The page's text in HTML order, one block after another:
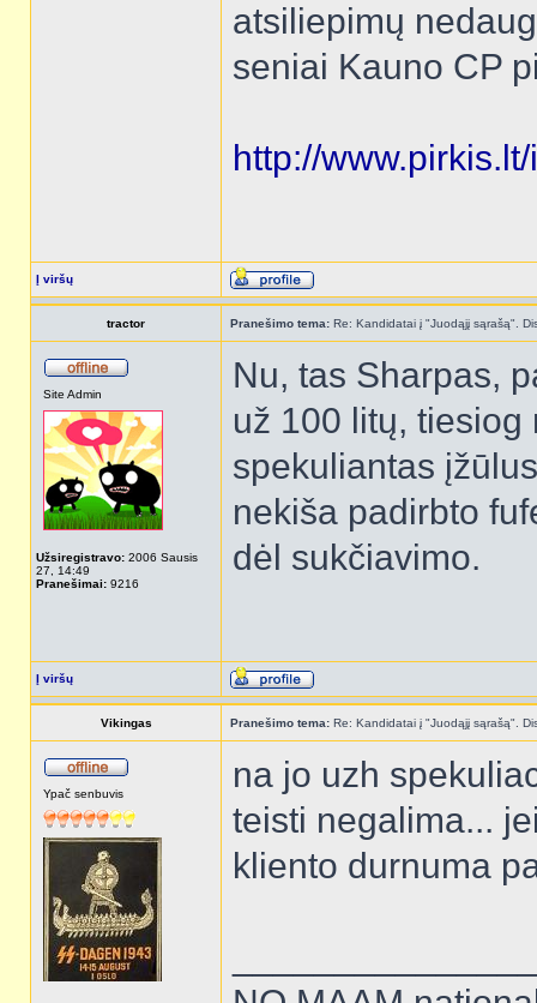
atsiliepimų
seniai Kauno CP
http://
Į viršų
tractor Pranešimo tema: Re: Kandidatai į "Juodąjį sąrašą".
Site Admin
Užsiregistravo: 2006 Sausis
27, 14:49
Pranešimai: 9216
Nu, tas Sharpas,
už 100 litų,
spekuliantas
nekiša padirbto
dėl sukčiavimo.
Į viršų
Vikingas Pranešimo tema: Re: Kandidatai į "Juodąjį sąrašą".
Ypač senbuvis
na jo uzh
teisti negalima...
kliento durnuma